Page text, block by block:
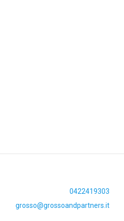
0422419303
grosso@grossoandpartners.it